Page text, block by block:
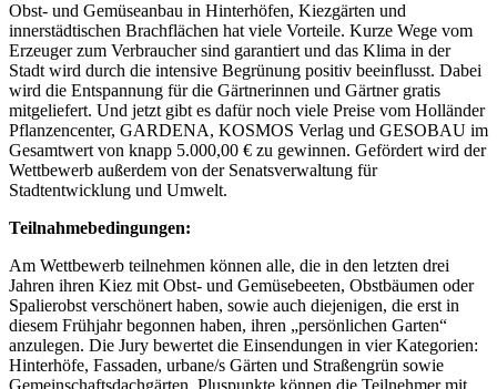
Obst- und Gemüseanbau in Hinterhöfen, Kiezgärten und
innerstädtischen Brachflächen hat viele Vorteile. Kurze Wege vom
Erzeuger zum Verbraucher sind garantiert und das Klima in der
Stadt wird durch die intensive Begrünung positiv beeinflusst. Dabei
wird die Entspannung für die Gärtnerinnen und Gärtner gratis
mitgeliefert. Und jetzt gibt es dafür noch viele Preise vom Holländer
Pflanzencenter, GARDENA, KOSMOS Verlag und GESOBAU im
Gesamtwert von knapp 5.000,00 € zu gewinnen. Gefördert wird der
Wettbewerb außerdem von der Senatsverwaltung für
Stadtentwicklung und Umwelt.
Teilnahmebedingungen:
Am Wettbewerb teilnehmen können alle, die in den letzten drei
Jahren ihren Kiez mit Obst- und Gemüsebeeten, Obstbäumen oder
Spalierobst verschönert haben, sowie auch diejenigen, die erst in
diesem Frühjahr begonnen haben, ihren „persönlichen Garten“
anzulegen. Die Jury bewertet die Einsendungen in vier Kategorien:
Hinterhöfe, Fassaden, urbane/s Gärten und Straßengrün sowie